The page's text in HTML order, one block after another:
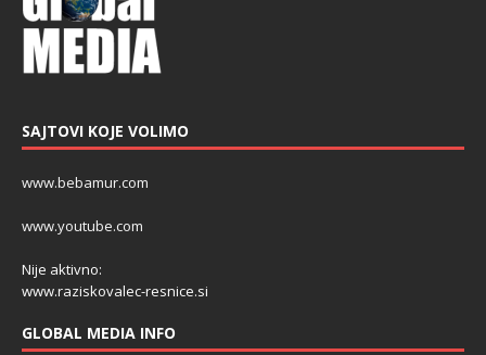
SAJTOVI KOJE VOLIMO
www.bebamur.com
www.youtube.com
Nije aktivno:
www.raziskovalec-resnice.si
GLOBAL MEDIA INFO